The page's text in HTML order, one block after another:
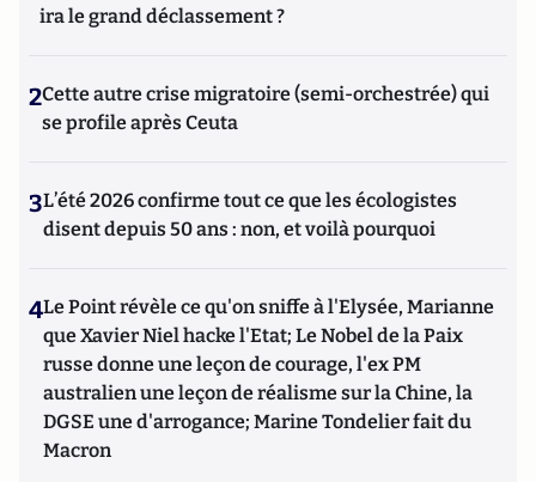
ira le grand déclassement ?
2Cette autre crise migratoire (semi-orchestrée) qui
se profile après Ceuta
3L’été 2026 confirme tout ce que les écologistes
disent depuis 50 ans : non, et voilà pourquoi
4Le Point révèle ce qu'on sniffe à l'Elysée, Marianne
que Xavier Niel hacke l'Etat; Le Nobel de la Paix
russe donne une leçon de courage, l'ex PM
australien une leçon de réalisme sur la Chine, la
DGSE une d'arrogance; Marine Tondelier fait du
Macron